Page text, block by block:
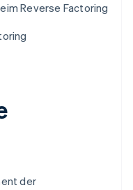
Reverse Factoring
der